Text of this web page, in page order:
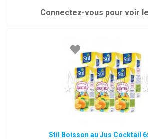
Connectez-vous pour voir
Stil Boisson au Jus Cocktail